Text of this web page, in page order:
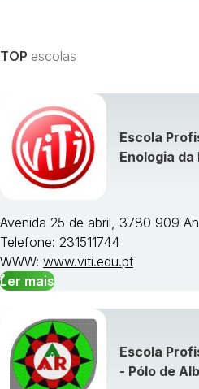
TOP escolas
Escola
Enologia da
Avenida 25 de abril, 3780 909
Telefone: 231511744
WWW: www.viti.edu.pt
Ler mais
Escola
- Pólo de